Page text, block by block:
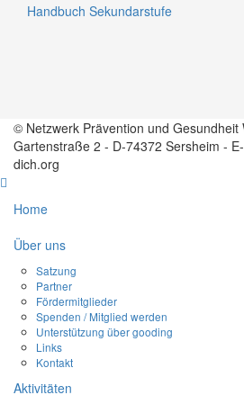
Handbuch Sekundarstufe
© Netzwerk Prävention und Gesundheit
Gartenstraße 2 - D-74372 Sersheim -
dich.org
Home
Über uns
Satzung
Partner
Fördermitglieder
Spenden / Mitglied werden
Unterstützung über gooding
Links
Kontakt
Aktivitäten